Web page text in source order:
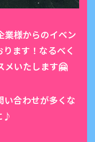
業様からのイベン
ます！なるべく
メいたします🤗
い合わせが多くな
♪